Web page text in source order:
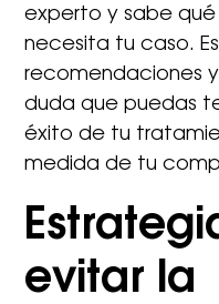
experto y sabe
necesita tu caso.
recomendaciones
duda que puedas
éxito de tu
medida de tu
evitar la